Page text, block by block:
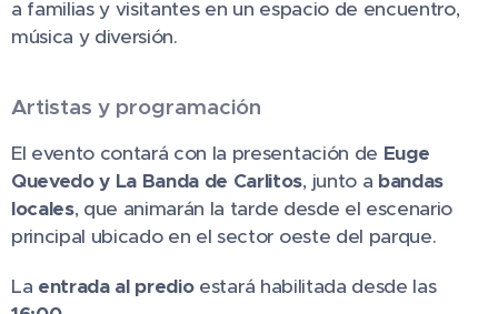
a familias y visitantes en un espacio de encuentro,
música y diversión.
Artistas y programación
El evento contará con la presentación de Euge
Quevedo y La Banda de Carlitos, junto a bandas
locales, que animarán la tarde desde el escenario
principal ubicado en el sector oeste del parque.
La entrada al predioestará habilitada desde las